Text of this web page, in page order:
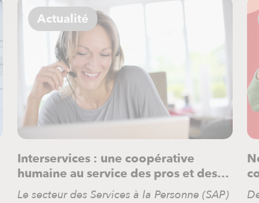
Actualité
Interservices : une coopérative
humaine au service des pros et des
particuliers
Le secteur des Services à la Personne (SAP)